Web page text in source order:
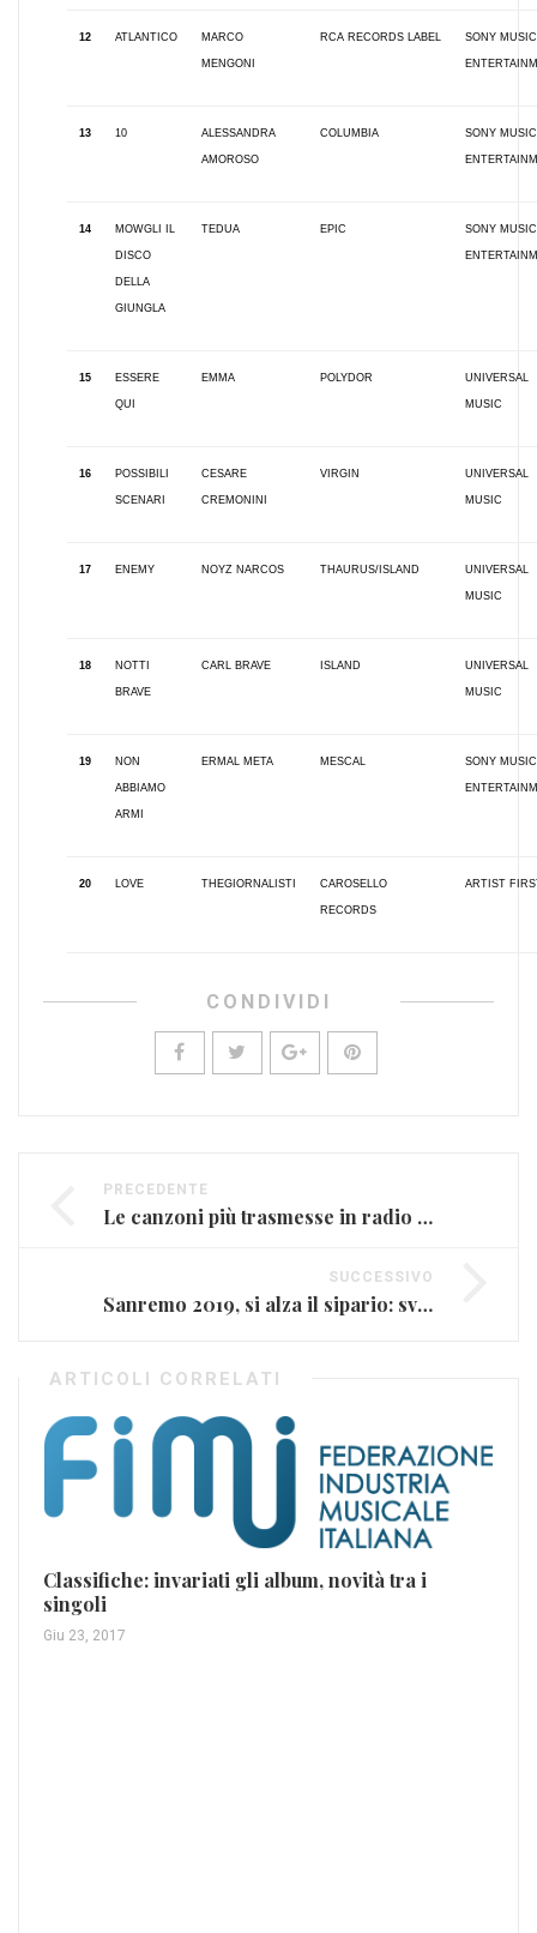
12 ATLANTICO MARCO
MENGONI
RCA RECORDS LABEL SONY MUSIC
13 10 ALESSANDRA
AMOROSO
COLUMBIA SONY MUSIC
14 MOWGLI IL
DISCO
DELLA
GIUNGLA
TEDUA EPIC SONY MUSIC
15 ESSERE
QUI
EMMA POLYDOR UNIVERSAL
MUSIC
16 POSSIBILI
SCENARI
CESARE
CREMONINI
VIRGIN UNIVERSAL
MUSIC
17 ENEMY NOYZ NARCOS THAURUS/ISLAND UNIVERSAL
MUSIC
18 NOTTI
BRAVE
CARL BRAVE ISLAND UNIVERSAL
MUSIC
19 NON
ABBIAMO
ARMI
ERMAL META MESCAL SONY MUSIC
20 LOVE THEGIORNALISTI CAROSELLO
RECORDS
ARTIST
CONDIVIDI
PRECEDENTE
Le canzoni più trasmesse in radio nel 2018
SUCCESSIVO
Sanremo 2019, si alza il sipario: svolta la conferenza di presentazione del Festival
ARTICOLI CORRELATI
Classifiche: invariati gli album, novità tra i
singoli
Giu 23, 2017